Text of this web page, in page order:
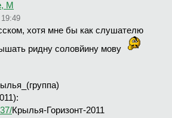
, М
хотя мне бы как слушателю
ридну соловйину мову
Крылья-Горизонт-2011